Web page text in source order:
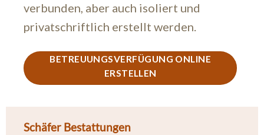
verbunden, aber auch isoliert und
privatschriftlich erstellt werden.
BETREUUNGSVERFÜGUNG ONLINE
ERSTELLEN
Schäfer Bestattungen